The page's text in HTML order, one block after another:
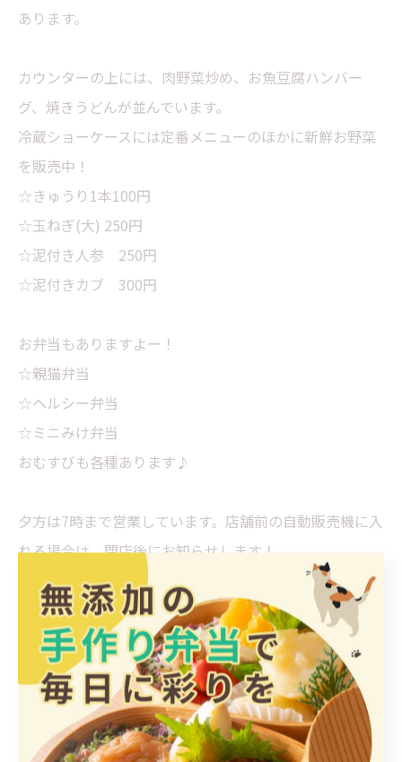
あります。
カウンターの上には、肉野菜炒め、お魚豆腐ハンバー
グ、焼きうどんが並んでいます。
冷蔵ショーケースには定番メニューのほかに新鮮お野菜
を販売中！
☆きゅうり1本100円
☆玉ねぎ(大) 250円
☆泥付き人参 250円
☆泥付きカブ 300円
お弁当もありますよー！
☆親猫弁当
☆ヘルシー弁当
☆ミニみけ弁当
おむすびも各種あります♪
夕方は7時まで営業しています。店舗前の自動販売機に入
れる場合は、閉店後にお知らせします！
皆様のご来店を心よりお待ちしております💕
ごはんとおかずみけ猫屋
店主